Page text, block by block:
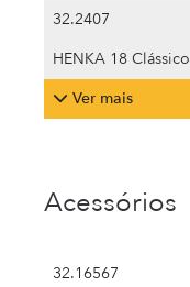
32.2407
HENKA 18 Clássico
Ver mais
Acessórios
32.16567